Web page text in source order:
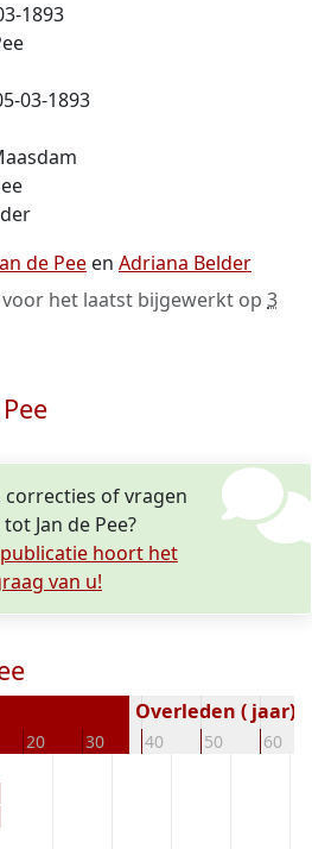
1893
03-1893
de Pee en Adriana Belder
voor het laatst bijgewerkt op 3
of vragen
Jan de Pee?
hoort het
van u!
20 30 40 50 60
Overleden ( jaar)